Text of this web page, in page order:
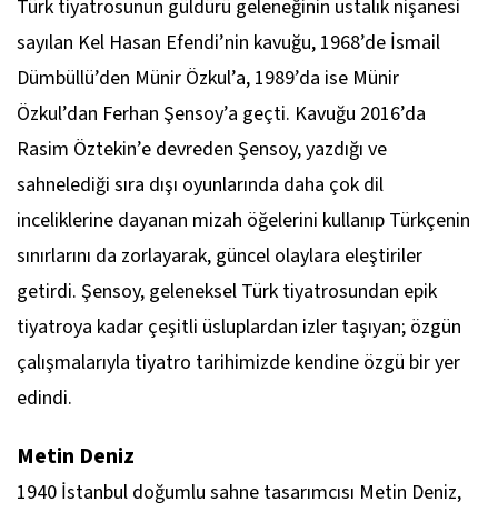
Türk tiyatrosunun güldürü geleneğinin ustalık nişanesi
sayılan Kel Hasan Efendi’nin kavuğu, 1968’de İsmail
Dümbüllü’den Münir Özkul’a, 1989’da ise Münir
Özkul’dan Ferhan Şensoy’a geçti. Kavuğu 2016’da
Rasim Öztekin’e devreden Şensoy, yazdığı ve
sahnelediği sıra dışı oyunlarında daha çok dil
inceliklerine dayanan mizah öğelerini kullanıp Türkçenin
sınırlarını da zorlayarak, güncel olaylara eleştiriler
getirdi. Şensoy, geleneksel Türk tiyatrosundan epik
tiyatroya kadar çeşitli üsluplardan izler taşıyan; özgün
çalışmalarıyla tiyatro tarihimizde kendine özgü bir yer
edindi.
Metin Deniz
1940 İstanbul doğumlu sahne tasarımcısı Metin Deniz,